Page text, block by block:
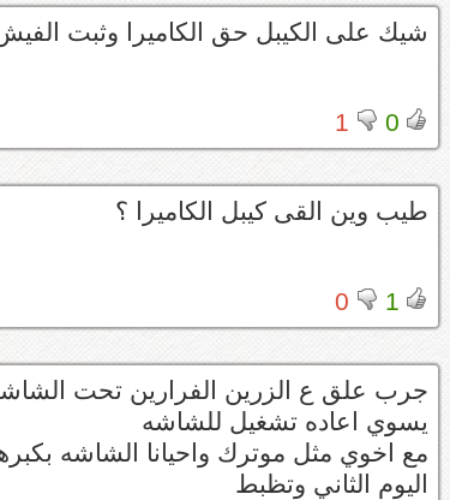
شيك على الكيبل حق الكاميرا وثبت
0
1
طيب وين القى كيبل الكاميرا ؟
1
0
جرب علق ع الزرين الفرارين تحت
يسوي اعاده تشغيل للشاشه
مع اخوي مثل موترك واحيانا الشاشه
اليوم الثاني وتظبط